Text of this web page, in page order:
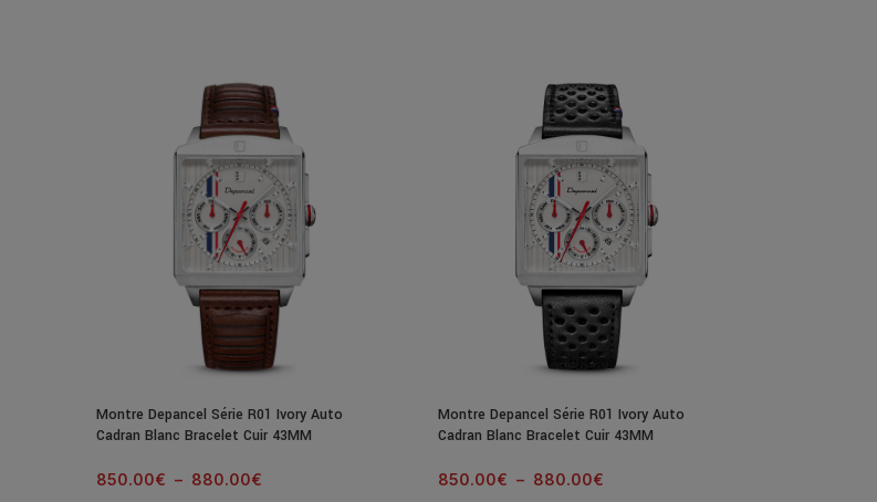
Montre Depancel Série R01 Ivory Auto
Cadran Blanc Bracelet Cuir 43MM
850.00€ – 880.00€
Montre Depancel Série R01 Ivory Auto
Cadran Blanc Bracelet Cuir 43MM
850.00€ – 880.00€